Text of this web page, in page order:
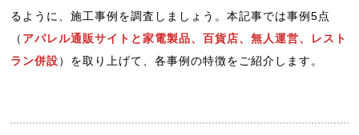
るように、施工事例を調査しましょう。本記事では事例5点
（ アパレル通販サイトと家電製品、百貨店、無人運営、レスト
ラン併設）を取り上げて、各事例の特徴をご紹介します。